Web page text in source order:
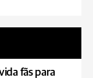
fãs para